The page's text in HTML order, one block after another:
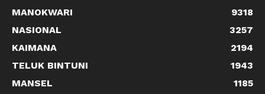
MANOKWARI
9318
NASIONAL
3257
KAIMANA
2194
TELUK BINTUNI
1943
MANSEL
1185